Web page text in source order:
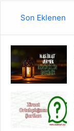
Son Eklenen